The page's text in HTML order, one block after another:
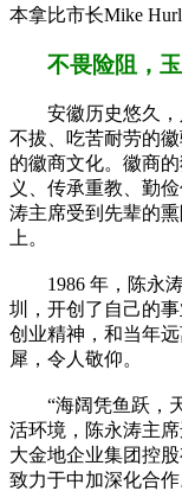
本拿比市长Mike
不畏险阻，
安徽历史悠久，
不拔、吃苦耐劳的
的徽商文化。徽商
义、传承重教、勤
涛主席受到先辈的
上。
1986 年，陈永涛
圳，开创了自己的
创业精神，和当年
犀，令人敬仰。
“海阔凭鱼跃，天
活环境，陈永涛主
大金地企业集团控
致力于中加深化合